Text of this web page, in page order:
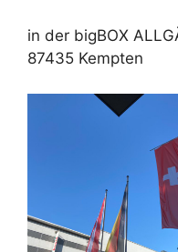
in der bigBOX
87435 Kempten